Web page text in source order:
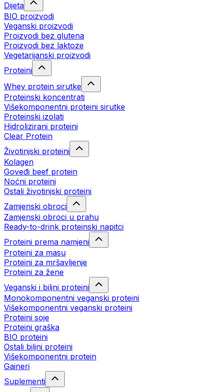
Dijeta
BIO proizvodi
Veganski proizvodi
Proizvodi bez glutena
Proizvodi bez laktoze
Vegetarijanski proizvodi
Proteini
Whey protein sirutke
Proteinski koncentrati
Višekomponentni proteini sirutke
Proteinski izolati
Hidrolizirani proteini
Clear Protein
Životinjski proteini
Kolagen
Goveđi beef protein
Noćni proteini
Ostali životinjski proteini
Zamjenski obroci
Zamjenski obroci u prahu
Ready-to-drink proteinski napitci
Proteini prema namjeni
Proteini za masu
Proteini za mršavljenje
Proteini za žene
Veganski i biljni proteini
Monokomponentni veganski proteini
Višekomponentni veganski proteini
Proteini soje
Proteini graška
BIO proteini
Ostali biljni proteini
Višekomponentni protein
Gaineri
Suplementi